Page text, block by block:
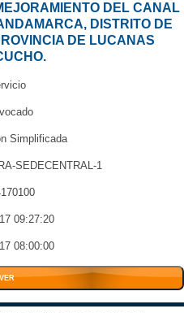
DEL CANAL
DISTRITO DE
DE LUCANAS
Simplificada
SEDECENTRAL-1
09:27:20
08:00:00